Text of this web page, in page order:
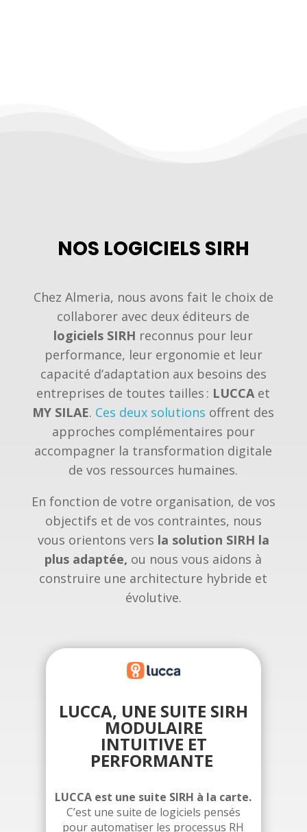
NOS LOGICIELS SIRH
Chez Almeria, nous avons fait le choix de
collaborer avec deux éditeurs de
logiciels SIRH reconnus pour leur
performance, leur ergonomie et leur
capacité d’adaptation aux besoins des
entreprises de toutes tailles : LUCCA et
MY SILAE. Ces deux solutions offrent des
approches complémentaires pour
accompagner la transformation digitale
de vos ressources humaines.
En fonction de votre organisation, de vos
objectifs et de vos contraintes, nous
vous orientons vers la solution SIRH la
plus adaptée, ou nous vous aidons à
construire une architecture hybride et
évolutive.
LUCCA, UNE SUITE SIRH
MODULAIRE
INTUITIVE ET
PERFORMANTE
LUCCA est une suite SIRH à la carte.
C’est une suite de logiciels pensés
pour automatiser les processus RH